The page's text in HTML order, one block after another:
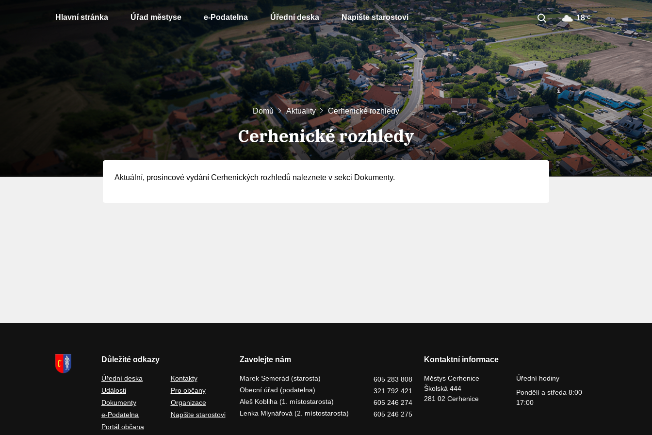
Hlavní stránka Úřad městyse e-Podatelna Úřední deska Napište starostovi 18°C
Domů Aktuality Cerhenické rozhledy
Cerhenické rozhledy
Aktuální, prosincové vydání Cerhenických rozhledů naleznete v sekci Dokumenty.
Důležité odkazy
Úřední deska
Události
Dokumenty
e-Podatelna
Portál občana
Kontakty
Pro občany
Organizace
Napište starostovi
Zavolejte nám
Marek Semerád (starosta)
605 283 808
Obecní úřad (podatelna)
321 792 421
Aleš Kobliha (1. místostarosta)
605 246 274
Lenka Mlynářová (2. místostarosta)
605 246 275
Kontaktní informace
Městys Cerhenice
Školská 444
281 02 Cerhenice
Úřední hodiny
Pondělí a středa 8:00 –
17:00